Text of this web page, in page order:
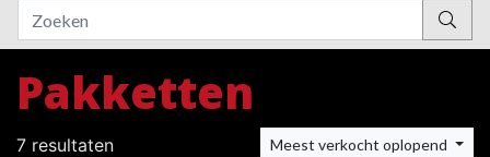
Pakketten
7 resultaten Meest verkocht oplopend